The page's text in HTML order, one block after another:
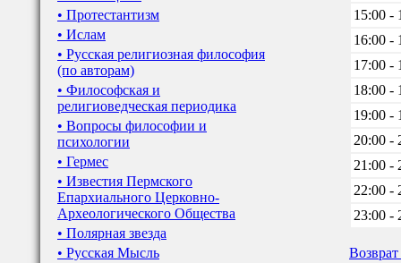
• Протестантизм
• Ислам
• Русская религиозная философия
(по авторам)
• Философская и
религиоведческая периодика
• Вопросы философии и
психологии
• Гермес
• Известия Пермского
Епархиального Церковно-
Археологического Общества
• Полярная звезда
• Русская Мысль
15:00 -
16:00 -
17:00 -
18:00 -
19:00 -
20:00 -
21:00 -
22:00 -
23:00 -
Возврат